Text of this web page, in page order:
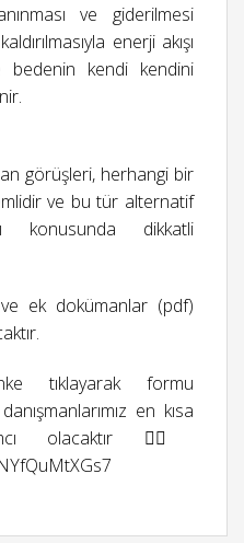
ve giderilmesi
enerji akışı
kendi kendini
görüşleri, herhangi bir
ve bu tür alternatif
konusunda dikkatli
ek dokümanlar (pdf)
tıklayarak formu
en kısa
olacaktır 👉🏻